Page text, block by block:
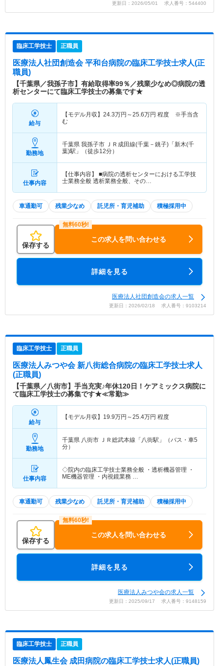
更新日：2026/05/01 求人番号：544400
臨床工学技士 正職員
医療法人社団創造会 平和台病院の臨床工学技士求人(正
職員)
【千葉県／我孫子市】有給取得率99％／残業少なめ◎病院の透
析センターにて臨床工学技士の募集です★
給与
【モデル月収】 24.3万円～25.6万円 程度 ※手当含
む
勤務地
千葉県 我孫子市 ＪＲ成田線(千葉－銚子)「新木(千
葉)駅」（徒歩12分）
仕事内容
【仕事内容】 ■病院の透析センターにおける工学技
士業務全般 透析業務全般、その…
車通勤可 残業少なめ 託児所・育児補助 積極採用中
保存する
この求人を問い合わせる
詳細を見る
医療法人社団創造会の求人一覧
更新日：2026/02/18 求人番号：9103214
臨床工学技士 正職員
医療法人みつや会 新八街総合病院の臨床工学技士求人
(正職員)
【千葉県／八街市】手当充実♪年休120日！ケアミックス病院に
て臨床工学技士の募集です★≪常勤≫
給与
【モデル月収】 19.9万円～25.4万円 程度
勤務地
千葉県 八街市 ＪＲ総武本線「八街駅」（バス・車5
分）
仕事内容
◇院内の臨床工学技士業務全般 ・透析機器管理 ・
ME機器管理 ・内視鏡業務 …
車通勤可 残業少なめ 託児所・育児補助 積極採用中
保存する
この求人を問い合わせる
詳細を見る
医療法人みつや会の求人一覧
更新日：2025/09/17 求人番号：9148159
臨床工学技士 正職員
医療法人鳳生会 成田病院の臨床工学技士求人(正職員)